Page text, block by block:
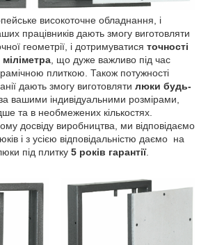
високоточне обладнання, і
працівників дають змогу виготовляти
геометрії, і дотримуватися точності
, що дуже важливо під час
плиткою. Також потужності
дають змогу виготовляти люки будь-
за вашими індивідуальними розмірами,
та в необмежених кількостях.
досвіду виробництва, ми відповідаємо
і з усією відповідальністю даємо на
під плитку 5 років гарантії.